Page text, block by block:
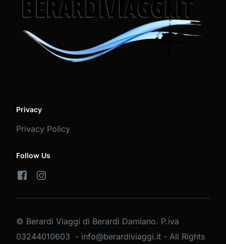
Privacy
Privacy Policy
Follow Us
© Berardi Viaggi di Berardi Damiano. P.iva
03244010603 - info@berardiviaggi.it - All Rights